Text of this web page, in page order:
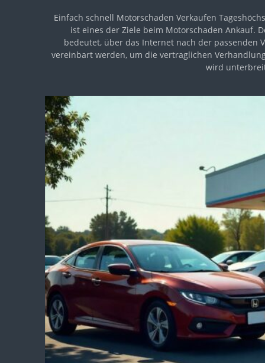
Einfach schnell Motorschaden Verkaufen
ist eines der Ziele beim Motorschaden Ankauf.
bedeutet, über das Internet nach der passenden
vereinbart werden, um die vertraglichen
wird